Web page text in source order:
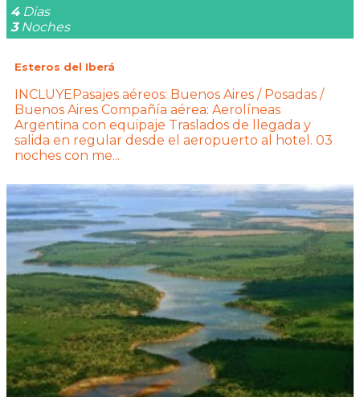
4Dias
3Noches
Esteros del Iberá
INCLUYEPasajes aéreos: Buenos Aires / Posadas /
Buenos Aires Compañía aérea: Aerolíneas
Argentina con equipaje Traslados de llegada y
salida en regular desde el aeropuerto al hotel. 03
noches con me...